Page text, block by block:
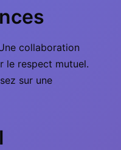
collaboration
le respect mutuel.
sur une